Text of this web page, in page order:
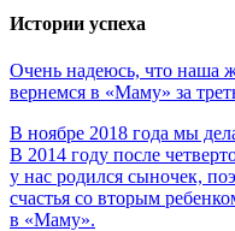
Истории успеха
Очень надеюсь, что наша
вернемся в «Маму» за
В ноябре 2018 года мы
В 2014 году после
у нас родился сыночек,
счастья со вторым
в «Маму».